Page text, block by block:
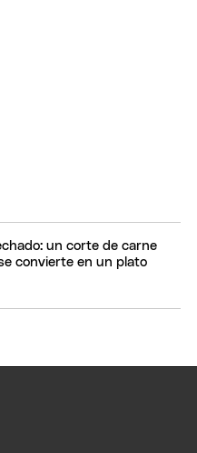
un corte de carne
convierte en un plato